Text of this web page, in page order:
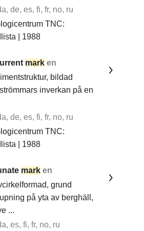
de, es, fi, fr, no, ru
TNC:
| 1988
mark en
bildad
inverkan på en
de, es, fi, fr, no, ru
TNC:
| 1988
mark en
grund
på yta av berghäll,
...
es, fi, fr, no, ru